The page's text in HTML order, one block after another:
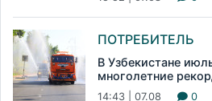
ПОТРЕБИТЕЛЬ
В Узбекистане
многолетние
14:43 | 07.08 0